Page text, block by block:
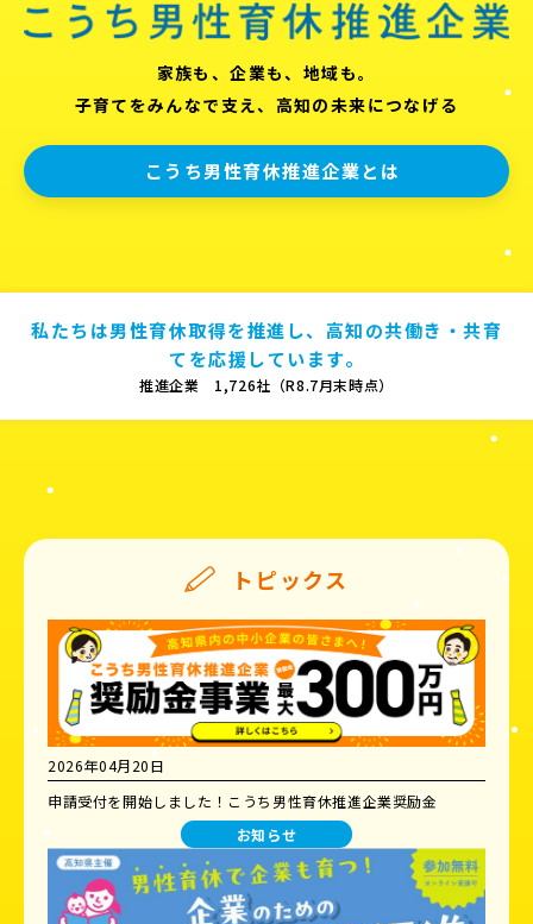
家族も、企業も、地域も。
子育てをみんなで支え、高知の未来につなげる
こうち男性育休推進企業とは
私たちは男性育休取得を推進し、高知の共働き・共育
てを応援しています。
推進企業 1,726社（R8.7月末時点）
トピックス
2026年04月20日
申請受付を開始しました！こうち男性育休推進企業奨励金
お知らせ